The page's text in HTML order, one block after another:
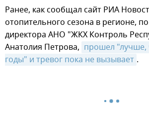
Ранее, как сообщал сайт РИА
отопительного сезона в регионе,
директора АНО "ЖКХ Контроль
Анатолия Петрова, прошел
годы" и тревог пока не вызывает .